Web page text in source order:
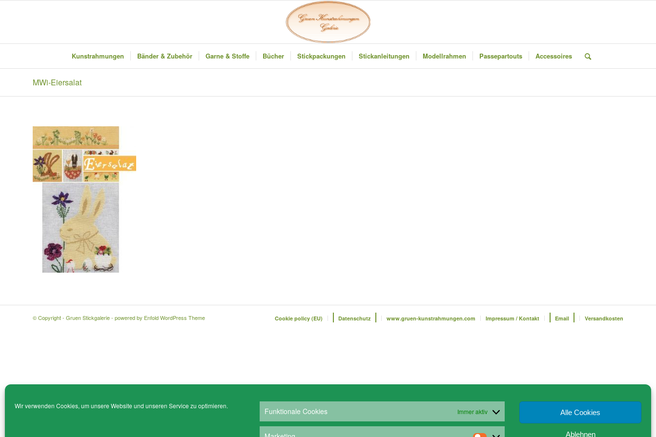
Wir verwenden Cookies, um unsere Website und unseren Service zu optimieren.
Funktionale Cookies Immer aktiv Alle Cookies
Ablehnen
Kunstrahmungen Bänder & Zubehör Garne & Stoffe Bücher Stickpackungen Stickanleitungen Modellrahmen Passepartouts Accessoires
MWi-Eiersalat
© Copyright - Gruen Stickgalerie - powered by Enfold WordPress Theme Cookie policy (EU) Datenschutz www.gruen-kunstrahmungen.com Impressum / Kontakt Email Versandkosten